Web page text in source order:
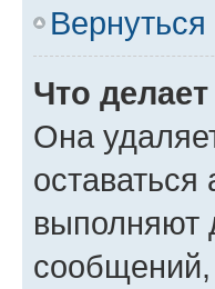
Что
Она
выполняют
сообщений,